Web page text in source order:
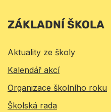
ZÁKLADNÍ ŠKOLA
Aktuality ze školy
Kalendář akcí
Organizace školního roku
Školská rada